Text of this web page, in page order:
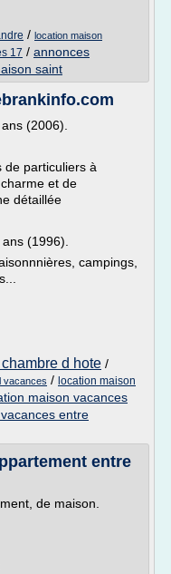
/ location maison
17 / annonces
saint
(2006).
de particuliers à
et de
détaillée
(1996).
campings,
d hote /
vacances / location maison
maison vacances
entre
entre
de maison.